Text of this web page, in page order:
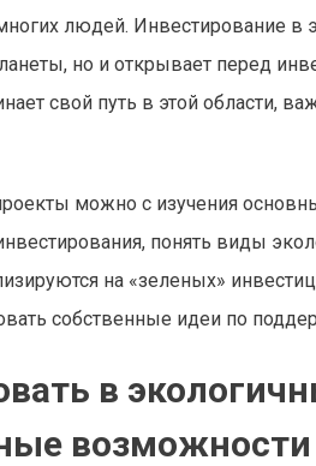
людей. Инвестирование в
но и открывает перед
свой путь в этой области,
можно с изучения
понять виды
на «зеленых»
собственные идеи по
в
возможности